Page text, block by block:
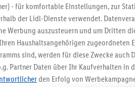
- für komfortable Einstellungen, zur
der Lidl-Dienste verwendet.
Werbung auszusteuern und um Dritten
Haushaltsangehörigen zugeordneten
sind, werden für diese Zwecke
Partner Daten über Ihr Kaufverhalten
den Erfolg von
Profilen. Dies umfasst die